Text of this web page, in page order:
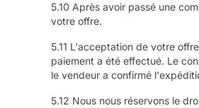
5.10 Après avoir passé une
votre offre.
5.11 L'acceptation de votre
paiement a été effectué. Le
le vendeur a confirmé
5.12 Nous nous réservons le